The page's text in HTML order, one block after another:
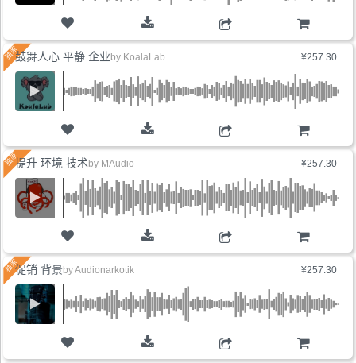
购物车
¥257.30
购物车
鼓舞人心 平静 企业 by KoalaLab
¥257.30
购物车
提升 环境 技术 by MAudio
¥257.30
购物车
促销 背景 byAudionarkotik